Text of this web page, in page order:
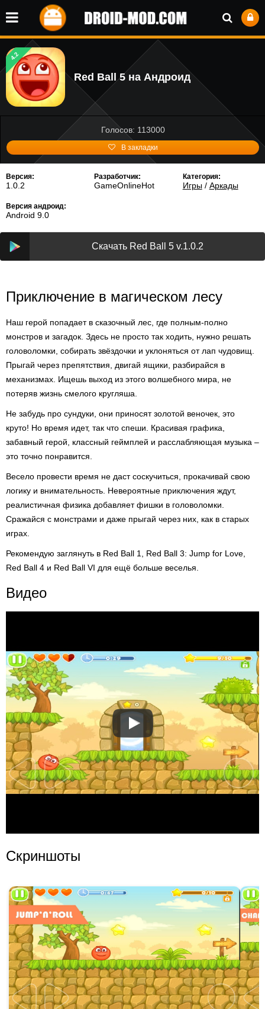
4.2
Red Ball 5 на Андроид
Голосов: 113000
В закладки
Версия:
1.0.2
Разработчик:
GameOnlineHot
Категория:
Игры/ Аркады
Версия андроид:
Android 9.0
Скачать Red Ball 5 v.1.0.2
Приключение в магическом лесу
Наш герой попадает в сказочный лес, где полным-полно
монстров и загадок. Здесь не просто так ходить, нужно решать
головоломки, собирать звёздочки и уклоняться от лап чудовищ.
Прыгай через препятствия, двигай ящики, разбирайся в
механизмах. Ищешь выход из этого волшебного мира, не
потеряв жизнь смелого кругляша.
Не забудь про сундуки, они приносят золотой веночек, это
круто! Но время идет, так что спеши. Красивая графика,
забавный герой, классный геймплей и расслабляющая музыка –
это точно понравится.
Весело провести время не даст соскучиться, прокачивай свою
логику и внимательность. Невероятные приключения ждут,
реалистичная физика добавляет фишки в головоломки.
Сражайся с монстрами и даже прыгай через них, как в старых
играх.
Рекомендую заглянуть в Red Ball 1, Red Ball 3: Jump for Love,
Red Ball 4 и Red Ball VI для ещё больше веселья.
Видео
Скриншоты